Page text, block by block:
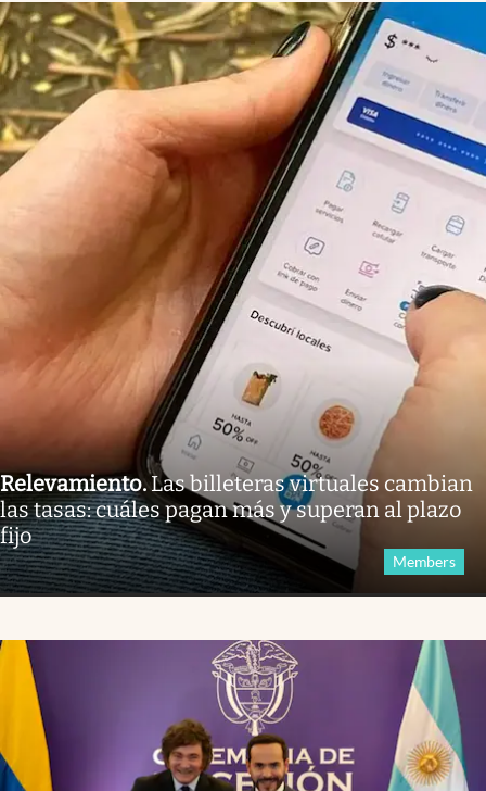
Relevamiento.Las billeteras virtuales cambian
las tasas: cuáles pagan más y superan al plazo
fijo
Members